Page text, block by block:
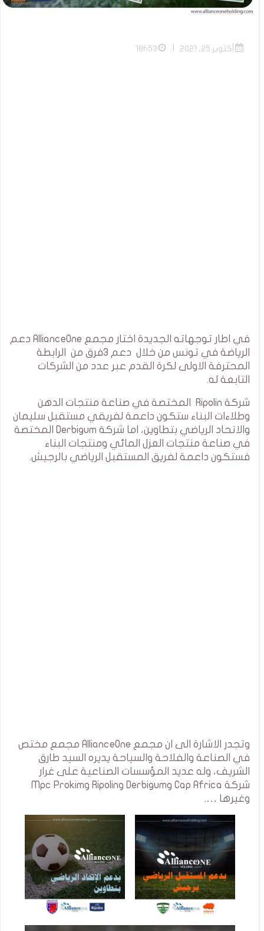
أكتوبر 25, 2021 18h53
في اطار توجهاته الجديدة اختار مجمع AllianceOne دعم
الرياضة في تونس من خلال دعم 3فرق من الرابطة
المحترفة الاولى لكرة القدم عبر عدد من الشركات
التابعة له.
شركة Ripolin المختصة في صناعة منتجات الدهن
وطلاءات البناء ستكون داعمة لفريقي مستقبل سليمان
والاتحاد الرياضي بتطاوين، اما شركة Derbigum المختصة
في صناعة منتجات العزل المائي ومنتجات البناء
فستكون داعمة لفريق المستقبل الرياضي بالرجيش.
وتجدر الاشارة الى ان مجمع AllianceOne مجمع مختص
في الصناعة والفلاحة والسياحة يديره السيد طارق
الشريف، وله عديد المؤسسات الصناعية على غرار
شركة Cap Africa وDerbigum وRipolin وMpc Prokim
وغيرها ….